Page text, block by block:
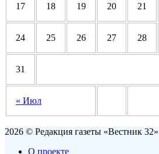
« Июл
17 18 19 20 21
24 25 26 27 28
31
2026 © Редакция газеты «Вестник 32»
О проекте